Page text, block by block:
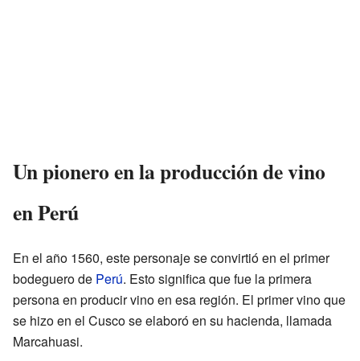
Un pionero en la producción de vino
en Perú
En el año 1560, este personaje se convirtió en el primer
bodeguero de Perú. Esto significa que fue la primera
persona en producir vino en esa región. El primer vino que
se hizo en el Cusco se elaboró en su hacienda, llamada
Marcahuasi.